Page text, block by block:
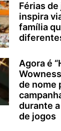
Férias
inspira
família
Agora é
de nome
durante
de jogos